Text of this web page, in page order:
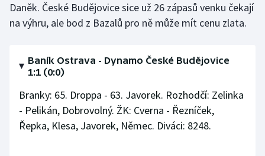
Volejbal
Daněk. České Budějovice sice už 26 zápasů venku čekají
na výhru, ale bod z Bazalů pro ně může mít cenu zlata.
Baník Ostrava - Dynamo České Budějovice
1:1 (0:0)
Branky: 65. Droppa - 63. Javorek. Rozhodčí: Zelinka
- Pelikán, Dobrovolný. ŽK: Cverna - Řezníček,
Řepka, Klesa, Javorek, Němec. Diváci: 8248.